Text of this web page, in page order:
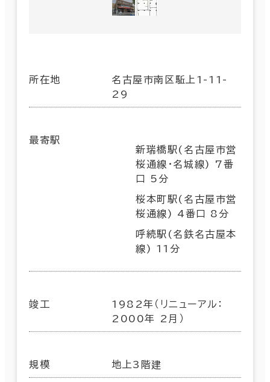
所在地
名古屋市南区駈上1-11-
29
最寄駅
新瑞橋駅(名古屋市営
桜通線･名城線) 7番
口 5分
桜本町駅(名古屋市営
桜通線) 4番口 8分
呼続駅(名鉄名古屋本
線) 11分
竣工
1982年（リニューアル：
2000年 2月）
規模 地上3階建